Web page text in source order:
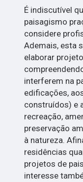
É indiscutível
paisagismo
considere
Ademais, esta
elaborar
interferem na
edificações,
construídos) e
recreação,
preservação
à natureza.
residências
projetos de
interesse